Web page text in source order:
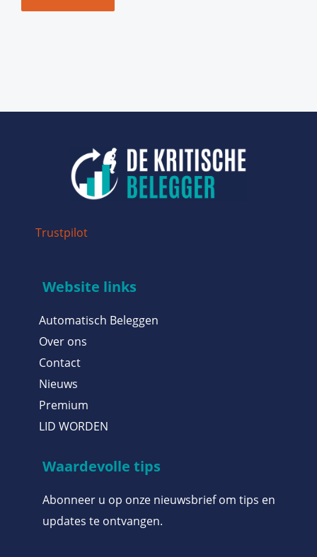
Trustpilot
Website links
Automatisch Beleggen
Over ons
Contact
Nieuws
Premium
LID WORDEN
Waardevolle tips
Abonneer u op onze nieuwsbrief om tips en
updates te ontvangen.